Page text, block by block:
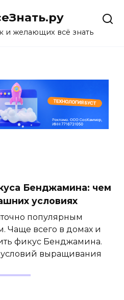
и желающих всё знать
Бенджамина: чем
условиях
популярным
Чаще всего в домах и
фикус Бенджамина.
условий выращивания